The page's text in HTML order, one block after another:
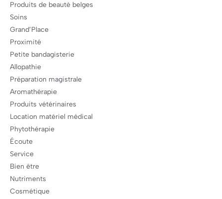
Produits de beauté belges
Soins
Grand’Place
Proximité
Petite bandagisterie
Allopathie
Préparation magistrale
Aromathérapie
Produits vétérinaires
Location matériel médical
Phytothérapie
Écoute
Service
Bien être
Nutriments
Cosmétique